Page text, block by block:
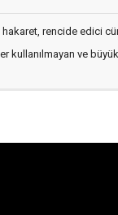
hakaret, rencide edici
kullanılmayan ve